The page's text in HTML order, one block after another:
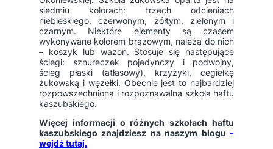
siedmiu kolorach: trzech odcieniach
niebieskiego, czerwonym, żółtym, zielonym i
czarnym. Niektóre elementy są czasem
wykonywane kolorem brązowym, należą do nich
– koszyk lub wazon. Stosuje się następujące
ściegi: sznureczek pojedynczy i podwójny,
ścieg płaski (atłasowy), krzyżyki, cegiełkę
żukowską i węzełki. Obecnie jest to najbardziej
rozpowszechniona i rozpoznawalna szkoła haftu
kaszubskiego.
Więcej informacji o różnych szkołach haftu
kaszubskiego znajdziesz na naszym blogu -
wejdź tutaj.